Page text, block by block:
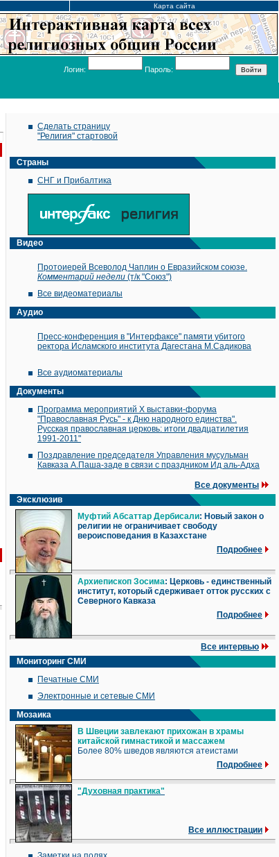
Карта сайта
Логин: Пароль:
Сделать страницу
"Религия" стартовой
Страны
СНГ и Прибалтика
Видео
Протоиерей Всеволод Чаплин о Евразийском союзе.
Комментарий недели (т/к "Союз")
Все видеоматериалы
Аудио
Пресс-конференция в "Интерфаксе" памяти убитого
ректора Исламского института Дагестана М.Садикова
Все аудиоматериалы
Документы
Программа мероприятий X выставки-форума
"Православная Русь" - к Дню народного единства".
Русская православная церковь: итоги двадцатилетия
1991-2011"
Поздравление председателя Управления мусульман
Кавказа А.Паша-заде в связи с праздником Ид аль-Адха
Все документы
Эксклюзив
Муфтий Абсаттар Дербисали: Новый закон о
религии не ограничивает свободу
вероисповедания в Казахстане
Подробнее
Архиепископ Зосима: Церковь - единственный
институт, который сдерживает отток русских с
Северного Кавказа
Подробнее
Все интервью
Мониторинг СМИ
Печатные СМИ
Электронные и сетевые СМИ
Мозаика
В Швеции завлекают прихожан в храмы
китайской гимнастикой и массажем
Более 80% шведов являются атеистами
Подробнее
"Духовная практика"
Все иллюстрации